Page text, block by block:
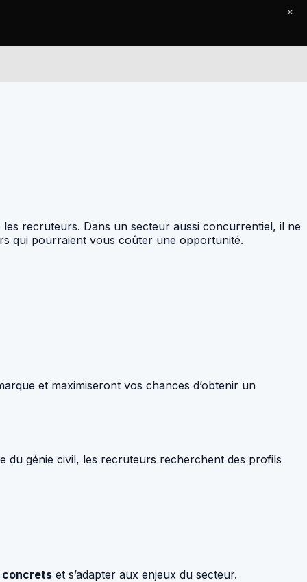
recruteurs. Dans un secteur aussi concurrentiel, il ne
qui pourraient vous coûter une opportunité.
et maximiseront vos chances d’obtenir un
du génie civil, les recruteurs recherchent des profils
concrets et s’adapter aux enjeux du secteur.
×